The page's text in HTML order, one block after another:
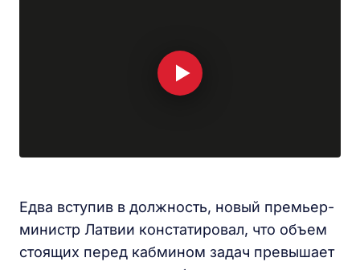
Едва вступив в должность, новый премьер-
министр Латвии констатировал, что объем
стоящих перед кабмином задач превышает